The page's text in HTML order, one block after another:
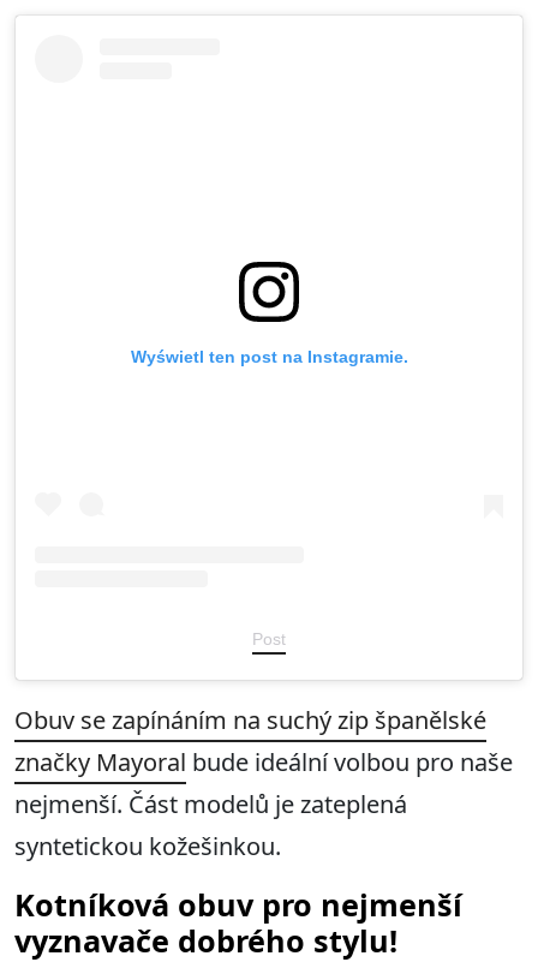
Wyświetl ten post na Instagramie.
Post
Obuv se zapínáním na suchý zip španělské
značky Mayoral bude ideální volbou pro naše
nejmenší. Část modelů je zateplená
syntetickou kožešinkou.
Kotníková obuv pro nejmenší
vyznavače dobrého stylu!